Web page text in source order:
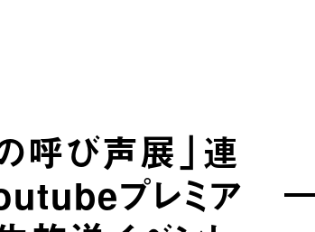
呼び声展」連
プレミア